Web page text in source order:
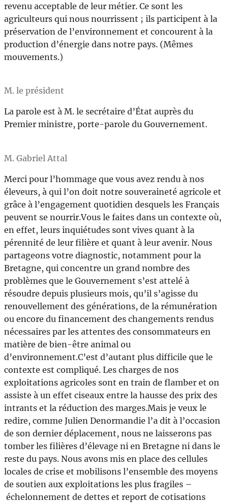
revenu acceptable de leur métier. Ce sont les
agriculteurs qui nous nourrissent ; ils participent à la
préservation de l’environnement et concourent à la
production d’énergie dans notre pays. (Mêmes
mouvements.)
M. le président
La parole est à M. le secrétaire d’État auprès du
Premier ministre, porte-parole du Gouvernement.
M. Gabriel Attal
Merci pour l’hommage que vous avez rendu à nos
éleveurs, à qui l’on doit notre souveraineté agricole et
grâce à l’engagement quotidien desquels les Français
peuvent se nourrir.Vous le faites dans un contexte où,
en effet, leurs inquiétudes sont vives quant à la
pérennité de leur filière et quant à leur avenir. Nous
partageons votre diagnostic, notamment pour la
Bretagne, qui concentre un grand nombre des
problèmes que le Gouvernement s’est attelé à
résoudre depuis plusieurs mois, qu’il s’agisse du
renouvellement des générations, de la rémunération
ou encore du financement des changements rendus
nécessaires par les attentes des consommateurs en
matière de bien-être animal ou
d’environnement.C’est d’autant plus difficile que le
contexte est compliqué. Les charges de nos
exploitations agricoles sont en train de flamber et on
assiste à un effet ciseaux entre la hausse des prix des
intrants et la réduction des marges.Mais je veux le
redire, comme Julien Denormandie l’a dit à l’occasion
de son dernier déplacement, nous ne laisserons pas
tomber les filières d’élevage ni en Bretagne ni dans le
reste du pays. Nous avons mis en place des cellules
locales de crise et mobilisons l’ensemble des moyens
de soutien aux exploitations les plus fragiles –
échelonnement de dettes et report de cotisations